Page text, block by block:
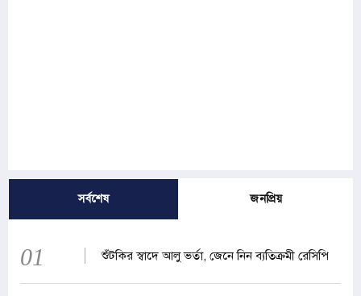
সর্বশেষ জনপ্রিয়
01 শুঁটকির স্বাদে আলু ভর্তা, জেনে নিন ব্যতিক্রমী রেসিপি